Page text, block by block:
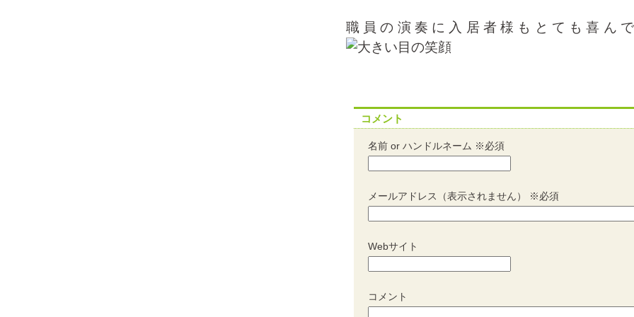
職員の演奏に入居者様もとても喜ん
コメント
名前 or ハンドルネーム ※必須
メールアドレス（表示されません） ※必須
Webサイト
コメント